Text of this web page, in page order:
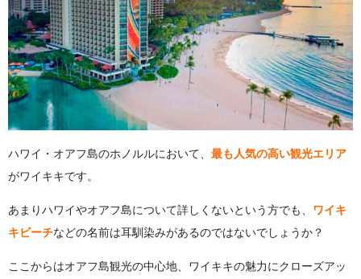
ハワイ・オアフ島のホノルルにおいて、 最も人気の高い観光エリア
がワイキキです。
あまりハワイやオアフ島について詳しくないという方でも、 ワイキ
キビーチなどの名前は耳馴染みがあるのではないでしょうか？
ここからはオアフ島観光の中心地、ワイキキの魅力にクローズアッ